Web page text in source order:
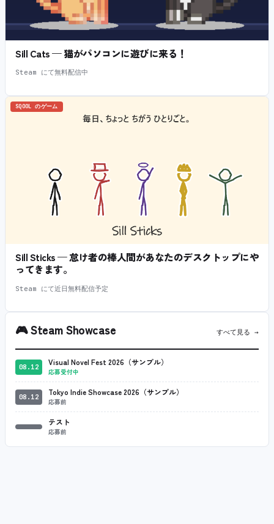
Sill Cats — 猫がパソコンに遊びに来る！
Steam にて無料配信中
SQOOL のゲーム
Sill Sticks — 怠け者の棒人間があなたのデスクトップにや
ってきます。
Steam にて近日無料配信予定
🎮Steam Showcase すべて見る →
08.12 Visual Novel Fest 2026（サンプル）
応募受付中
08.12 Tokyo Indie Showcase 2026（サンプル）
応募前
テスト
応募前